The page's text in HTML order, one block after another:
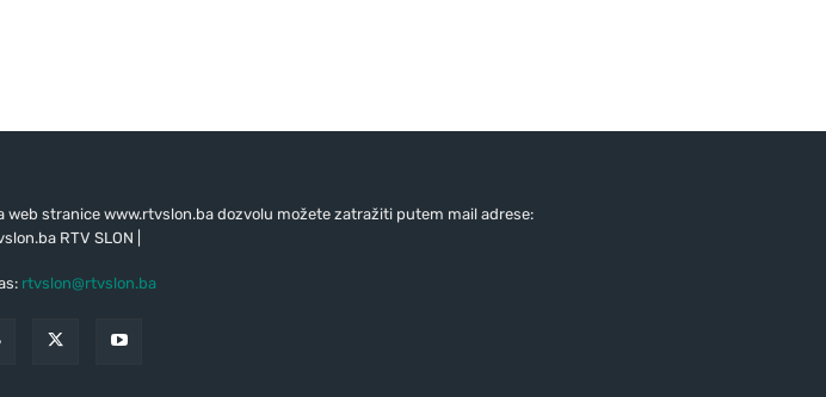
stranice www.rtvslon.ba dozvolu možete zatražiti putem mail adrese:
RTV SLON |
rtvslon@rtvslon.ba